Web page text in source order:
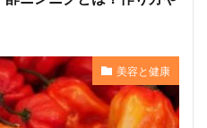
美容と健康